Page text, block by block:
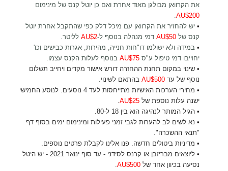
את הקרוואן מבולגן מאוד אחרת ואם כן יוטל קנס של מינימום
AU$200
• יש להחזיר את הקרוואן עם מיכל דלק כפי שהתקבל אחרת יוטל
קנס של AU$50 דמי מנהלה בנוסף ל-AU$2 לליטר
• במידה ולא ישולמו דו"חות חנייה, מהירות, אגרות כבישים וכו'
יחוייבו דמי טיפול ע"ס AU$75 בנוסף לעלות הקנס עצמו.
• שינוי במקום תחנת ההחזרה דורש אישור מקדים ויחייב תשלום
נוסף של עד AU$500 בהתאם לשינוי
•
מחירי הערכות האישיות מתייחסות לעד 4 נוסעים. לנוסע החמישי
ישנה עלות נוספת של AU$25
• הגיל המותר לנהיגה הוא בין 18 ל-80.
• נא לשים לב להערות לגבי זמני פעילות ומינימום ימים בסוף דף
"תנאי ההשכרה".
• מדיניות ביטולים חדשה. פנו אלינו לקבלת פרטים נוספים.
•
ליוצאים מבריזבן או קרנס לסידני - עד סוף ינואר 2021 - יש היטל
נסיעה בכיוון אחד של AU$500